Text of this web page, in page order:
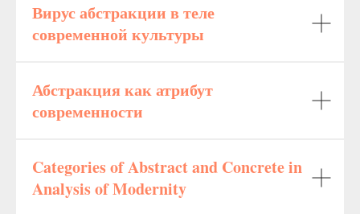
Вирус абстракции в теле
современной культуры
Абстракция как атрибут
современности
Categories of Abstract and Concrete in
Analysis of Modernity